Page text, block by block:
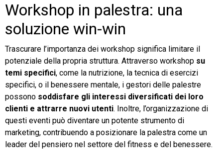
Workshop in palestra: una
soluzione win-win
Trascurare l’importanza dei workshop significa limitare il
potenziale della propria struttura. Attraverso workshop su
temi specifici, come la nutrizione, la tecnica di esercizi
specifici, o il benessere mentale, i gestori delle palestre
possono soddisfare gli interessi diversificati dei loro
clienti e attrarre nuovi utenti. Inoltre, l’organizzazione di
questi eventi può diventare un potente strumento di
marketing, contribuendo a posizionare la palestra come un
leader del pensiero nel settore del fitness e del benessere.